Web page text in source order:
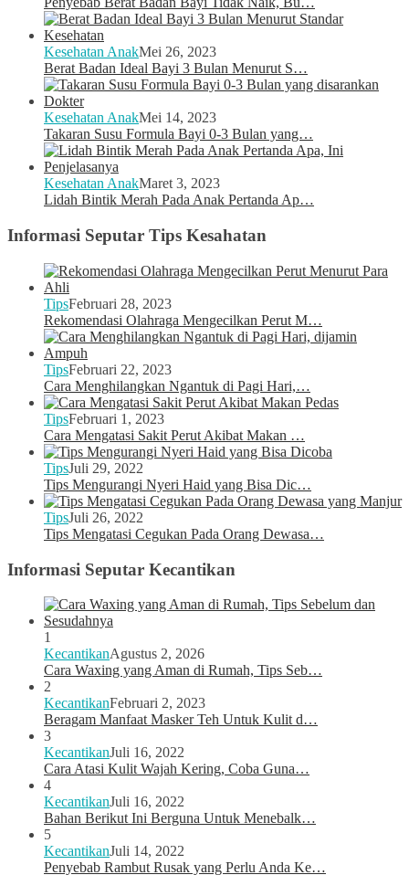
Kesehatan AnakMei 26, 2023
Berat Badan Ideal Bayi 3 Bulan Menurut S…
Kesehatan AnakMei 14, 2023
Takaran Susu Formula Bayi 0-3 Bulan yang…
Kesehatan AnakMaret 3, 2023
Lidah Bintik Merah Pada Anak Pertanda Ap…
Informasi Seputar Tips Kesahatan
TipsFebruari 28, 2023
Rekomendasi Olahraga Mengecilkan Perut M…
TipsFebruari 22, 2023
Cara Menghilangkan Ngantuk di Pagi Hari,…
TipsFebruari 1, 2023
Cara Mengatasi Sakit Perut Akibat Makan …
TipsJuli 29, 2022
Tips Mengurangi Nyeri Haid yang Bisa Dic…
TipsJuli 26, 2022
Tips Mengatasi Cegukan Pada Orang Dewasa…
Informasi Seputar Kecantikan
1
KecantikanAgustus 2, 2026
Cara Waxing yang Aman di Rumah, Tips Seb…
2
KecantikanFebruari 2, 2023
Beragam Manfaat Masker Teh Untuk Kulit d…
3
KecantikanJuli 16, 2022
Cara Atasi Kulit Wajah Kering, Coba Guna…
4
KecantikanJuli 16, 2022
Bahan Berikut Ini Berguna Untuk Menebalk…
5
KecantikanJuli 14, 2022
Penyebab Rambut Rusak yang Perlu Anda Ke…